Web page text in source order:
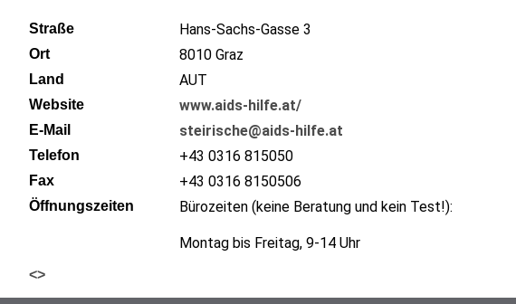
Straße Hans-Sachs-Gasse 3
Ort 8010 Graz
Land AUT
Website www.aids-hilfe.at/
E-Mail steirische@aids-hilfe.at
Telefon +43 0316 815050
Fax +43 0316 8150506
Öffnungszeiten Bürozeiten (keine Beratung und kein Test!):
Montag bis Freitag, 9-14 Uhr
<>